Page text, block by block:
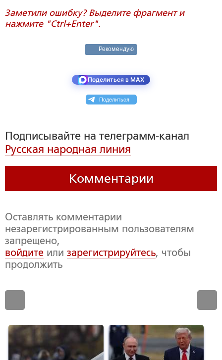
Заметили ошибку? Выделите фрагмент и
нажмите "Ctrl+Enter".
Рекомендую
Поделиться в MAX
Поделиться
Подписывайте на телеграмм-канал
Русская народная линия
Комментарии
Оставлять комментарии
незарегистрированным пользователям
запрещено,
войдите или зарегистрируйтесь, чтобы
продолжить